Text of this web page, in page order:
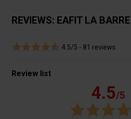
REVIEWS: EAFIT LA
4.5/5 - 81 reviews
Review list
4.5/5